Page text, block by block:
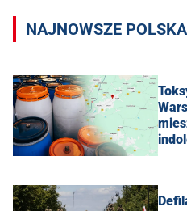
NAJNOWSZE POLSKA